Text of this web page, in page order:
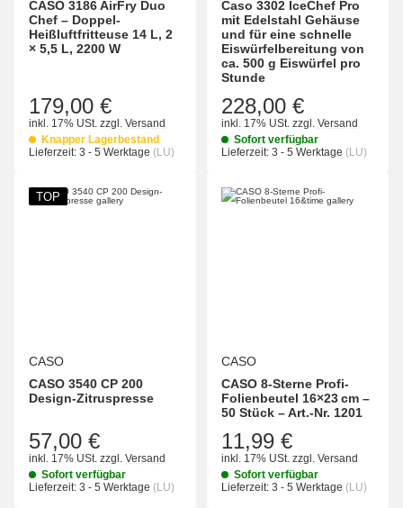
CASO 3186 AirFry Duo
Chef – Doppel-
Heißluftfritteuse 14 L, 2
× 5,5 L, 2200 W
179,00 €
inkl. 17% USt. zzgl. Versand
Knapper Lagerbestand
Lieferzeit: 3 - 5 Werktage (LU)
Caso 3302 IceChef Pro
mit Edelstahl Gehäuse
und für eine schnelle
Eiswürfelbereitung von
ca. 500 g Eiswürfel pro
Stunde
228,00 €
inkl. 17% USt. zzgl. Versand
Sofort verfügbar
Lieferzeit: 3 - 5 Werktage (LU)
TOP
CASO
CASO 3540 CP 200
Design-Zitruspresse
57,00 €
inkl. 17% USt. zzgl. Versand
Sofort verfügbar
Lieferzeit: 3 - 5 Werktage (LU)
CASO
CASO 8-Sterne Profi-
Folienbeutel 16×23 cm –
50 Stück – Art.-Nr. 1201
11,99 €
inkl. 17% USt. zzgl. Versand
Sofort verfügbar
Lieferzeit: 3 - 5 Werktage (LU)